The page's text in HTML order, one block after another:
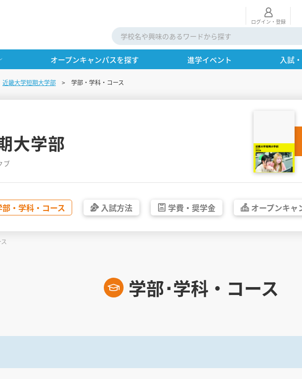
ログイン・登録
オープンキャンパスを探す 進学イベント 入試
近畿大学短期大学部 学部・学科・コース
大学部
ブ
・ 学科・ コース 入試方法 学費・ 奨学金 オープンキャ
学部･学科・コース